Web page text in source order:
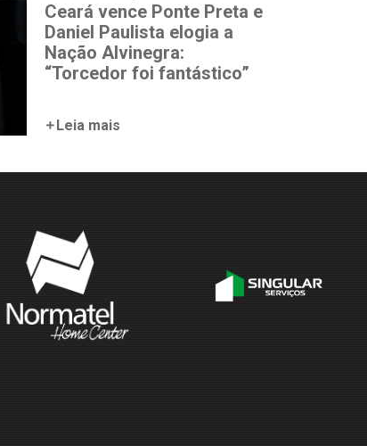
Ceará vence Ponte Preta e
Daniel Paulista elogia a
Nação Alvinegra:
“Torcedor foi fantástico”
Leia mais